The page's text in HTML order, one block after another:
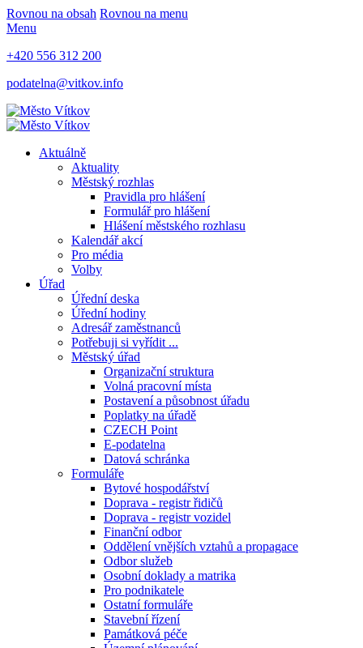
Rovnou na obsah Rovnou na menu
Menu
+420 556 312 200
podatelna@vitkov.info
Aktuálně
Aktuality
Městský rozhlas
Pravidla pro hlášení
Formulář pro hlášení
Hlášení městského rozhlasu
Kalendář akcí
Pro média
Volby
Úřad
Úřední deska
Úřední hodiny
Adresář zaměstnanců
Potřebuji si vyřídit ...
Městský úřad
Organizační struktura
Volná pracovní místa
Postavení a působnost úřadu
Poplatky na úřadě
CZECH Point
E-podatelna
Datová schránka
Formuláře
Bytové hospodářství
Doprava - registr řidičů
Doprava - registr vozidel
Finanční odbor
Oddělení vnějších vztahů a propagace
Odbor služeb
Osobní doklady a matrika
Pro podnikatele
Ostatní formuláře
Stavební řízení
Památková péče